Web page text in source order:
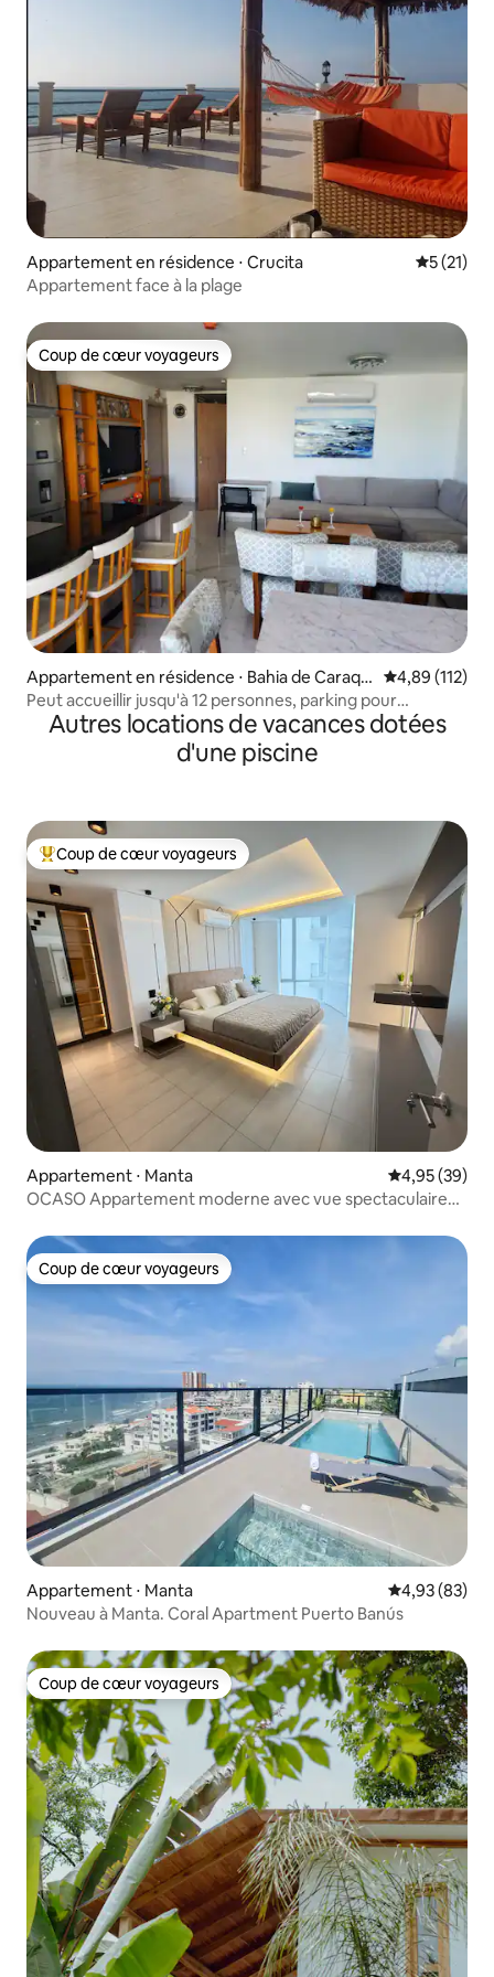
Appartement en résidence ⋅ Crucita
5 (21)
Appartement face à la plage
Coup de cœur voyageurs
Coup de cœur voyageurs
Appartement en résidence ⋅ Bahia de Caraqu
ez
Évaluation
4,89 (112)
Peut accueillir jusqu'à 12 personnes, parking pour
3 voitures et piscine
Autres locations de vacances dotées
d'une piscine
Coups de cœur voyageurs les plus appréciés
Coup de cœur voyageurs
Appartement ⋅ Manta Évaluation
4,95 (39)
OCASO Appartement moderne avec vue spectaculaire
Coup de cœur voyageurs
Coup de cœur voyageurs
Appartement ⋅ Manta Évaluation
4,93 (83)
Nouveau à Manta. Coral Apartment Puerto Banús
Coup de cœur voyageurs
Coup de cœur voyageurs